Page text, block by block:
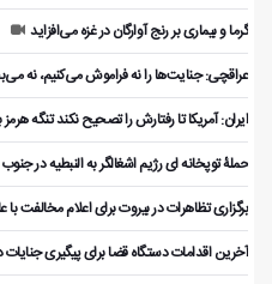
گرما و بیماری بر رنج آوارگان در غزه می‌افزاید
عراقچی: جنایت‌ها را نه فراموش می‌کنیم، نه
ایران: آمریکا تا رفتارش را تصحیح نکند تنگه
حملۀ توپخانه ای رژیم اشغالگر به النبطیه در جنوب
برگزاری تظاهرات در بیروت برای اعلام مخالفت با
آخرین اقدامات دستگاه قضا برای پیگیری